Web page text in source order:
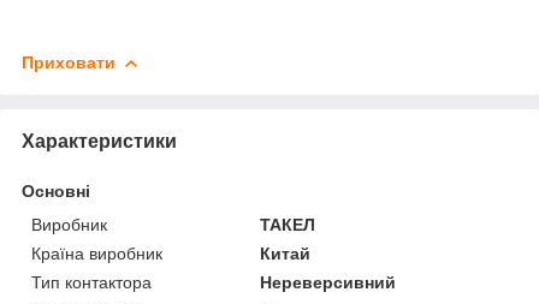
Приховати
Характеристики
Основні
Виробник
ТАКЕЛ
Країна виробник
Китай
Тип контактора
Нереверсивний